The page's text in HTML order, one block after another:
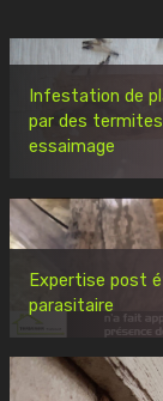
Infestation de
par des
essaimage
Expertise post
parasitaire